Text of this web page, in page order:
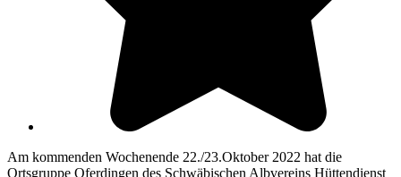
Am kommenden Wochenende 22./23.Oktober 2022 hat die
Ortsgruppe Oferdingen des Schwäbischen Albvereins Hüttendienst